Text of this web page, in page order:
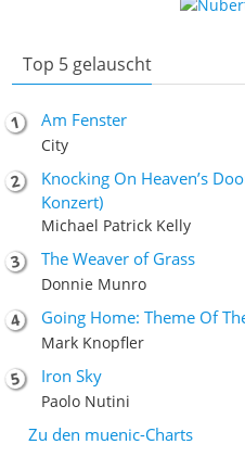
Top 5 gelauscht
Am Fenster
City
Knocking On Heaven’s
Konzert)
Michael Patrick Kelly
The Weaver of Grass
Donnie Munro
Going Home: Theme Of
Mark Knopfler
Iron Sky
Paolo Nutini
Zu den muenic-Charts